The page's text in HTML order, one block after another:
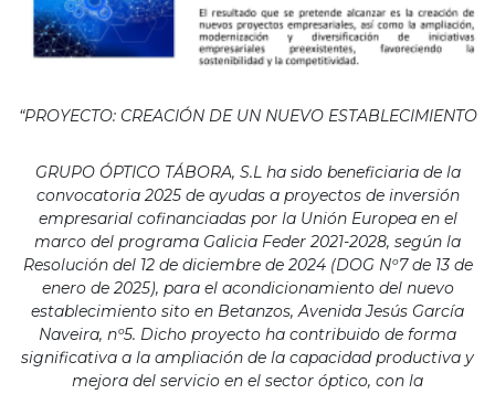
“PROYECTO: CREACIÓN DE UN NUEVO ESTABLECIMIENTO
GRUPO ÓPTICO TÁBORA, S.L ha sido beneficiaria de la
convocatoria 2025 de ayudas a proyectos de inversión
empresarial cofinanciadas por la Unión Europea en el
marco del programa Galicia Feder 2021-2028, según la
Resolución del 12 de diciembre de 2024 (DOG Nº7 de 13 de
enero de 2025), para el acondicionamiento del nuevo
establecimiento sito en Betanzos, Avenida Jesús García
Naveira, nº5. Dicho proyecto ha contribuido de forma
significativa a la ampliación de la capacidad productiva y
mejora del servicio en el sector óptico, con la